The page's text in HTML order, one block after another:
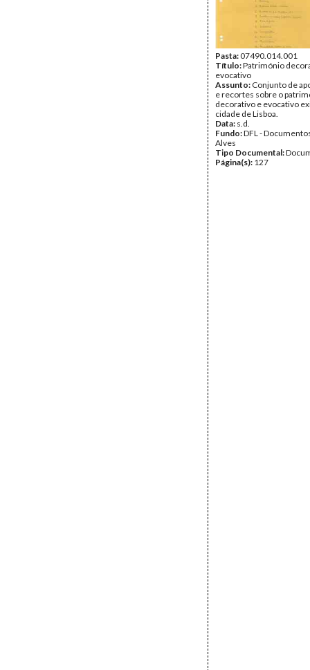
Pasta:07490.014.001
Título:Património
evocativo
Assunto: Conjunto de
e recortes sobre o
decorativo e evocativo
cidade de Lisboa.
Data: s.d.
Fundo:DFL -
Alves
Tipo Documental:
Página(s): 127